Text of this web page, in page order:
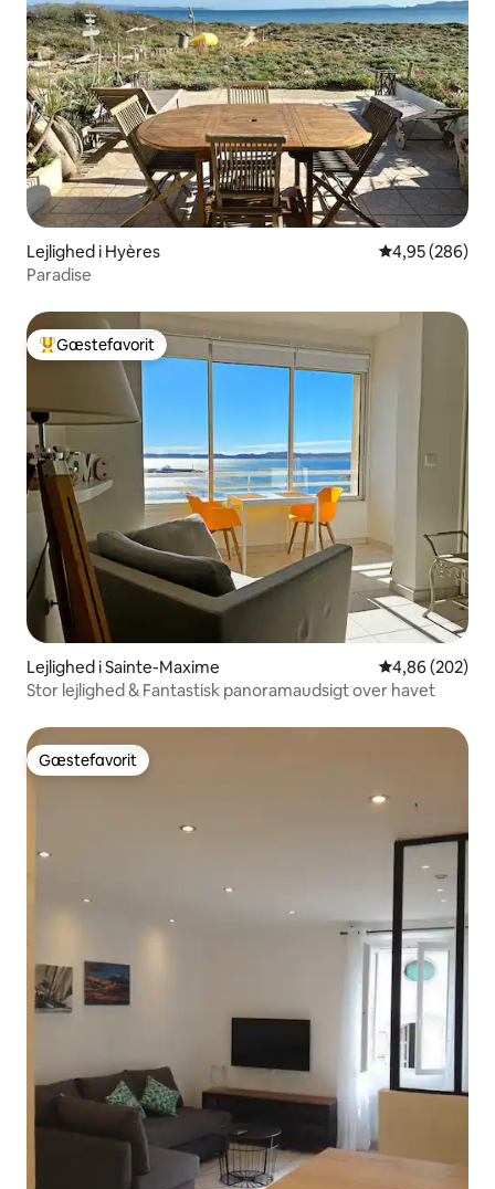
Lejlighed i Hyères 4,95 ud af 5 i
4,95 (286)
Paradise
Bedste gæstefavorit
Gæstefavorit
Lejlighed i Sainte-Maxime 4,86 ud af 5 i
4,86 (202)
Stor lejlighed & Fantastisk panoramaudsigt over havet
Gæstefavorit
Gæstefavorit